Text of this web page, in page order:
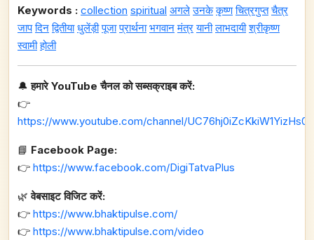
Keywords : collection spiritual अगले उनके कृष्ण चित्रगुप्त चैत्र
जाप दिन द्वितीया धुलेंड़ी पूजा प्रार्थना भगवान मंत्र यानी लाभदायी श्रीकृष्ण
स्वामी होली
🔔हमारे YouTube चैनल को सब्सक्राइब करें:
👉
https://www.youtube.com/channel/
📘 Facebook Page:
👉 https://www.facebook.com/DigiTatvaPlus
🌿वेबसाइट विजिट करें:
👉 https://www.bhaktipulse.com/
👉 https://www.bhaktipulse.com/video